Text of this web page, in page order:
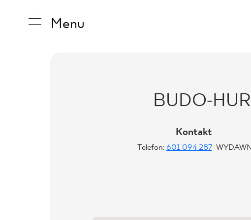
Menu
BUDO-
Kontakt
Telefon: 601 094 287